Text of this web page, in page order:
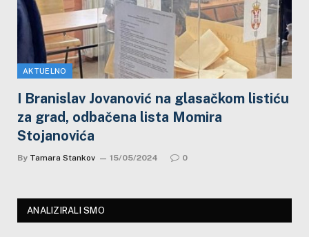
AKTUELNO
I Branislav Jovanović na glasačkom listiću
za grad, odbačena lista Momira
Stojanovića
By Tamara Stankov 15/05/2024 0
ANALIZIRALI SMO